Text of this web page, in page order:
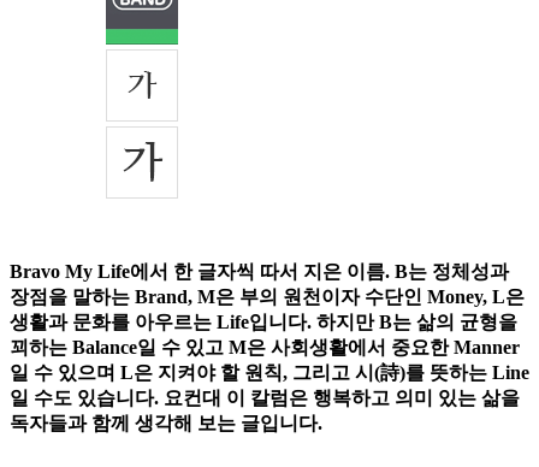
Bravo My Life에서 한 글자씩 따서 지은 이름. B는 정체성과
장점을 말하는 Brand, M은 부의 원천이자 수단인 Money, L은
생활과 문화를 아우르는 Life입니다. 하지만 B는 삶의 균형을
꾀하는 Balance일 수 있고 M은 사회생활에서 중요한 Manner
일 수 있으며 L은 지켜야 할 원칙, 그리고 시(詩)를 뜻하는 Line
일 수도 있습니다. 요컨대 이 칼럼은 행복하고 의미 있는 삶을
독자들과 함께 생각해 보는 글입니다.